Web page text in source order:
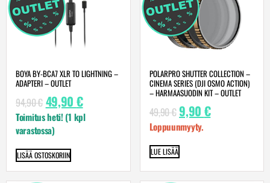
BOYA BY-BCA7 XLR TO LIGHTNING –
ADAPTERI – OUTLET
94,90€ 49,90 €
Toimitus heti! (1 kpl
varastossa)
LISÄÄ OSTOSKORIIN
POLARPRO SHUTTER COLLECTION –
CINEMA SERIES (DJI OSMO ACTION)
– HARMAASUODIN KIT – OUTLET
49,90€ 9,90 €
Loppuunmyyty.
LUE LISÄÄ